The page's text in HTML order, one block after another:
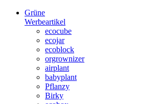
Grüne
Werbeartikel
ecocube
ecojar
ecoblock
orgrownizer
airplant
babyplant
Pflanzy
Birky